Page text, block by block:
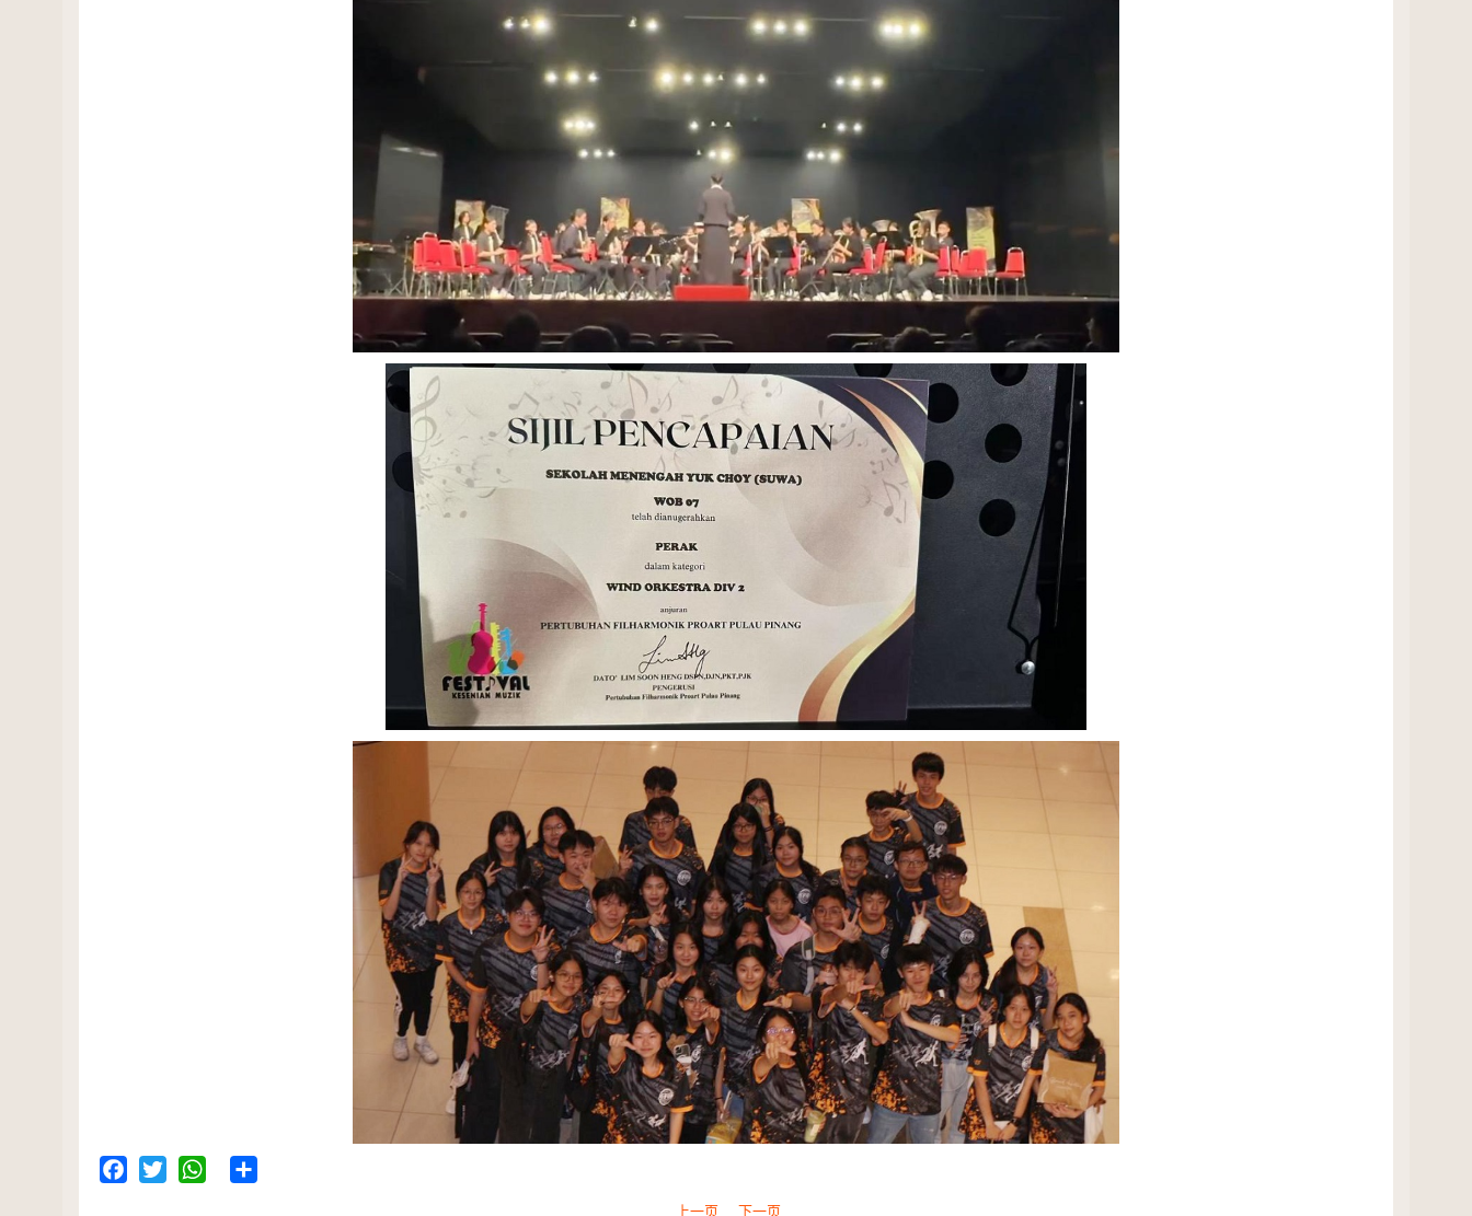
上一页 下一页